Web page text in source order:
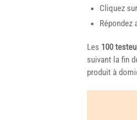
Cliquez
Répondez
Les 100
suivant la fin
produit à